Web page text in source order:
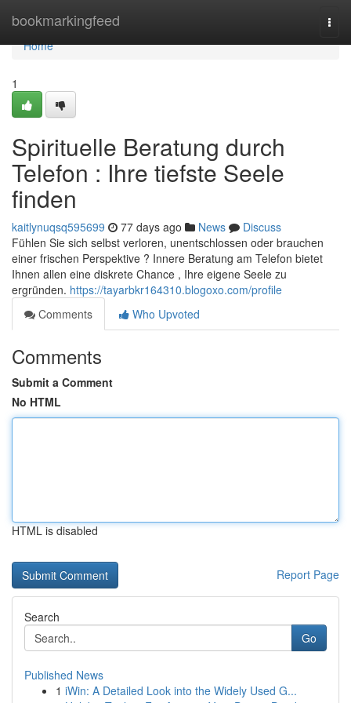
bookmarkingfeed
Home
Home
1
Spirituelle Beratung durch
Telefon : Ihre tiefste Seele
finden
kaitlynuqsq595699 77 days ago News
Discuss
Fühlen Sie sich selbst verloren, unentschlossen oder brauchen
einer frischen Perspektive ? Innere Beratung am Telefon bietet
Ihnen allen eine diskrete Chance , Ihre eigene Seele zu
ergründen. https://tayarbkr164310.blogoxo.com/profile
Comments
Who Upvoted
Comments
Submit a Comment
No HTML
HTML is disabled
Report Page
Search
Go
Published News
1 iWin: A Detailed Look into the Widely Used G...